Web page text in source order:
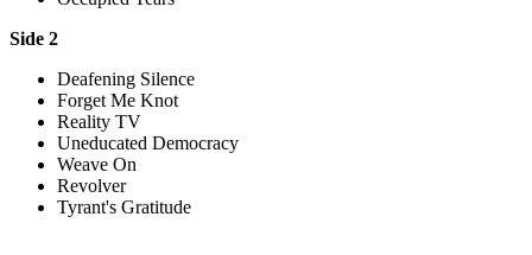
Side 2
Deafening Silence
Forget Me Knot
Reality TV
Uneducated Democracy
Weave On
Revolver
Tyrant's Gratitude